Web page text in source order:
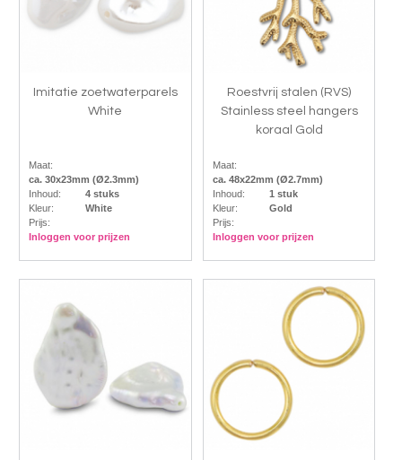
Imitatie zoetwaterparels
White
Maat:
ca. 30x23mm (Ø2.3mm)
Inhoud:
4 stuks
Kleur:
White
Prijs:
Inloggen voor prijzen
Roestvrij stalen (RVS)
Stainless steel hangers
koraal Gold
Maat:
ca. 48x22mm (Ø2.7mm)
Inhoud:
1 stuk
Kleur:
Gold
Prijs:
Inloggen voor prijzen